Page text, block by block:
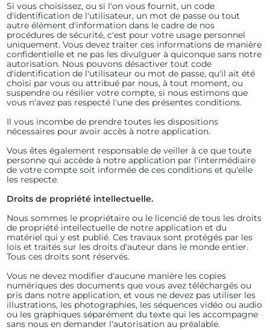
Si vous choisissez, ou si l'on vous fournit, un code
d'identification de l'utilisateur, un mot de passe ou tout
autre élément d'information dans le cadre de nos
procédures de sécurité, c'est pour votre usage personnel
uniquement. Vous devez traiter ces informations de manière
confidentielle et ne pas les divulguer à quiconque sans notre
autorisation. Nous pouvons désactiver tout code
d'identification de l'utilisateur ou mot de passe, qu'il ait été
choisi par vous ou attribué par nous, à tout moment, ou
suspendre ou résilier votre compte, si nous estimons que
vous n'avez pas respecté l'une des présentes conditions.
Il vous incombe de prendre toutes les dispositions
nécessaires pour avoir accès à notre application.
Vous êtes également responsable de veiller à ce que toute
personne qui accède à notre application par l'intermédiaire
de votre compte soit informée de ces conditions et qu'elle
les respecte.
Droits de propriété intellectuelle.
Nous sommes le propriétaire ou le licencié de tous les droits
de propriété intellectuelle de notre application et du
matériel qui y est publié. Ces travaux sont protégés par les
lois et traités sur les droits d'auteur dans le monde entier.
Tous ces droits sont réservés.
Vous ne devez modifier d'aucune manière les copies
numériques des documents que vous avez téléchargés ou
pris dans notre application, et vous ne devez pas utiliser les
illustrations, les photographies, les séquences vidéo ou audio
ou les graphiques séparément du texte qui les accompagne
sans nous en demander l'autorisation au préalable.